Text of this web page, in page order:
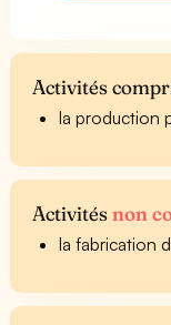
Activités
la production
Activitésnon
la fabrication